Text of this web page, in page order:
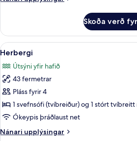
-
sjó
(Adult
Only)
-
meðalstór
rúm
vísar
að
sjó
(Adult
Only)
Skoða verð
Skoða
allar
myndir
fyrir
Herbergi
9
Herbergi
Útsýni yfir hafið
43 fermetrar
Pláss fyrir 4
1 svefnsófi (tvíbreiður) og 1 stórt tvíbreitt
Ókeypis þráðlaust net
Nánari upplýsingar
Nánari